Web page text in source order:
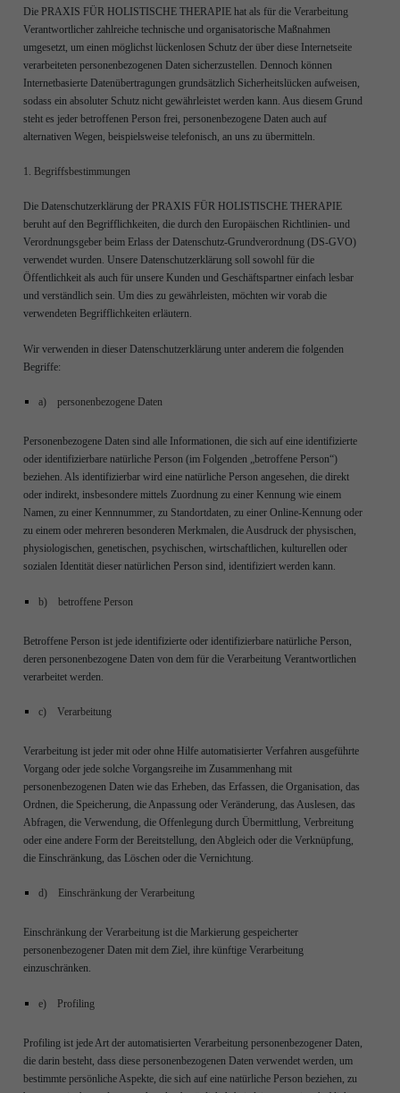
Die PRAXIS FÜR HOLISTISCHE THERAPIE hat als für die Verarbeitung
Verantwortlicher zahlreiche technische und organisatorische Maßnahmen
umgesetzt, um einen möglichst lückenlosen Schutz der über diese Internetseite
verarbeiteten personenbezogenen Daten sicherzustellen. Dennoch können
Internetbasierte Datenübertragungen grundsätzlich Sicherheitslücken aufweisen,
sodass ein absoluter Schutz nicht gewährleistet werden kann. Aus diesem Grund
steht es jeder betroffenen Person frei, personenbezogene Daten auch auf
alternativen Wegen, beispielsweise telefonisch, an uns zu übermitteln.
1. Begriffsbestimmungen
Die Datenschutzerklärung der PRAXIS FÜR HOLISTISCHE THERAPIE
beruht auf den Begrifflichkeiten, die durch den Europäischen Richtlinien- und
Verordnungsgeber beim Erlass der Datenschutz-Grundverordnung (DS-GVO)
verwendet wurden. Unsere Datenschutzerklärung soll sowohl für die
Öffentlichkeit als auch für unsere Kunden und Geschäftspartner einfach lesbar
und verständlich sein. Um dies zu gewährleisten, möchten wir vorab die
verwendeten Begrifflichkeiten erläutern.
Wir verwenden in dieser Datenschutzerklärung unter anderem die folgenden
Begriffe:
a) personenbezogene Daten
Personenbezogene Daten sind alle Informationen, die sich auf eine identifizierte
oder identifizierbare natürliche Person (im Folgenden „betroffene Person“)
beziehen. Als identifizierbar wird eine natürliche Person angesehen, die direkt
oder indirekt, insbesondere mittels Zuordnung zu einer Kennung wie einem
Namen, zu einer Kennnummer, zu Standortdaten, zu einer Online-Kennung oder
zu einem oder mehreren besonderen Merkmalen, die Ausdruck der physischen,
physiologischen, genetischen, psychischen, wirtschaftlichen, kulturellen oder
sozialen Identität dieser natürlichen Person sind, identifiziert werden kann.
b) betroffene Person
Betroffene Person ist jede identifizierte oder identifizierbare natürliche Person,
deren personenbezogene Daten von dem für die Verarbeitung Verantwortlichen
verarbeitet werden.
c) Verarbeitung
Verarbeitung ist jeder mit oder ohne Hilfe automatisierter Verfahren ausgeführte
Vorgang oder jede solche Vorgangsreihe im Zusammenhang mit
personenbezogenen Daten wie das Erheben, das Erfassen, die Organisation, das
Ordnen, die Speicherung, die Anpassung oder Veränderung, das Auslesen, das
Abfragen, die Verwendung, die Offenlegung durch Übermittlung, Verbreitung
oder eine andere Form der Bereitstellung, den Abgleich oder die Verknüpfung,
die Einschränkung, das Löschen oder die Vernichtung.
d) Einschränkung der Verarbeitung
Einschränkung der Verarbeitung ist die Markierung gespeicherter
personenbezogener Daten mit dem Ziel, ihre künftige Verarbeitung
einzuschränken.
e) Profiling
Profiling ist jede Art der automatisierten Verarbeitung personenbezogener Daten,
die darin besteht, dass diese personenbezogenen Daten verwendet werden, um
bestimmte persönliche Aspekte, die sich auf eine natürliche Person beziehen, zu